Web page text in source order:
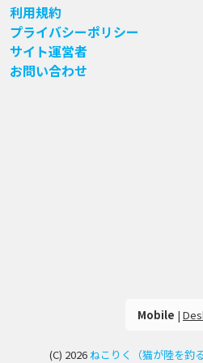
利用規約
プライバシーポリシー
サイト運営者
お問い合わせ
Mobile |
(C) 2026ねこりく（猫が陸を釣る